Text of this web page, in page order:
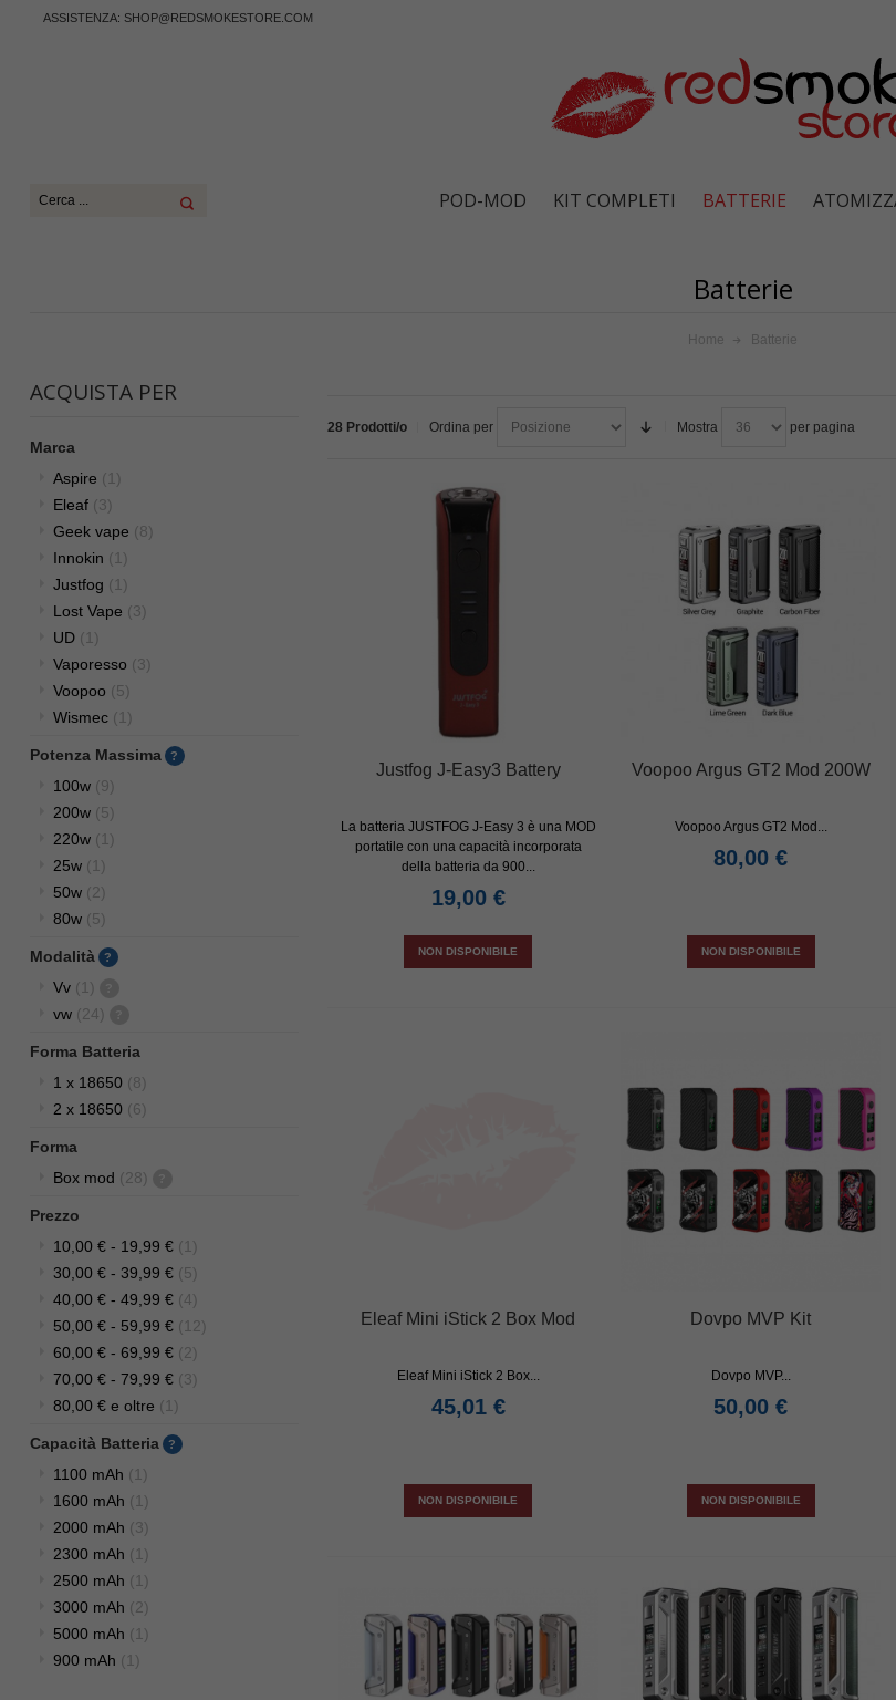
ASSISTENZA: SHOP@REDSMOKESTORE.COM
POD-MOD KIT COMPLETI BATTERIE
Batterie
Home Batterie
28 Prodotti/o Ordina per Mostra per pagina
Justfog J-Easy3 Battery
La batteria JUSTFOG J-Easy 3 è una MOD
portatile con una capacità incorporata
della batteria da 900...
19,00 €
NON DISPONIBILE
Voopoo Argus GT2 Mod 200W
Voopoo Argus GT2 Mod...
80,00 €
NON DISPONIBILE
Eleaf Mini iStick 2 Box Mod
Eleaf Mini iStick 2 Box...
45,01 €
NON DISPONIBILE
Dovpo MVP Kit
Dovpo MVP...
50,00 €
NON DISPONIBILE
ACQUISTA PER
Marca
Aspire (1)
Eleaf (3)
Geek vape (8)
Innokin (1)
Justfog (1)
Lost Vape (3)
UD (1)
Vaporesso (3)
Voopoo (5)
Wismec (1)
Potenza Massima
100w (9)
200w (5)
220w (1)
25w (1)
50w (2)
80w (5)
Modalità
Vv (1)
vw (24)
Forma Batteria
1 x 18650 (8)
2 x 18650 (6)
Forma
Box mod (28)
Prezzo
10,00 €- 19,99 € (1)
30,00 €- 39,99 € (5)
40,00 €- 49,99 € (4)
50,00 €- 59,99 € (12)
60,00 €- 69,99 € (2)
70,00 €- 79,99 € (3)
80,00 €e oltre (1)
Capacità Batteria
1100 mAh (1)
1600 mAh (1)
2000 mAh (3)
2300 mAh (1)
2500 mAh (1)
3000 mAh (2)
5000 mAh (1)
900 mAh (1)